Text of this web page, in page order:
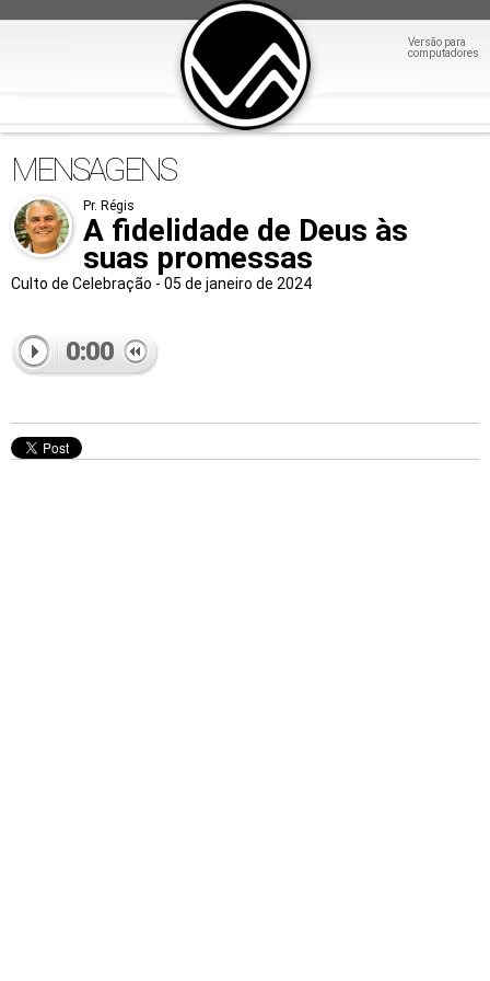
Versão para
computadores
MENSAGENS
Pr. Régis
A fidelidade de Deus às
suas promessas
Culto de Celebração - 05 de janeiro de 2024
0:00